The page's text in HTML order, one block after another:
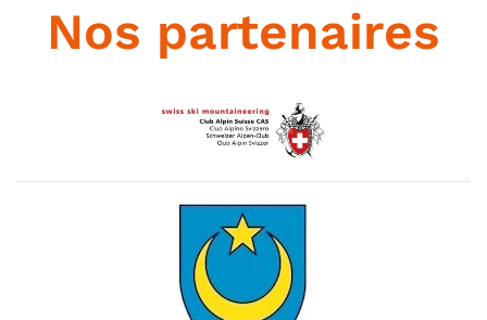
Nos partenaires